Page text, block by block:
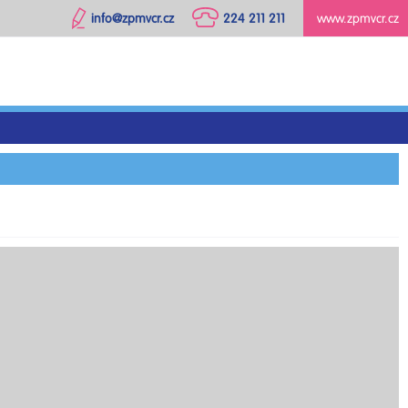
www.zpmvcr.cz
224 211 211
info@zpmvcr.cz